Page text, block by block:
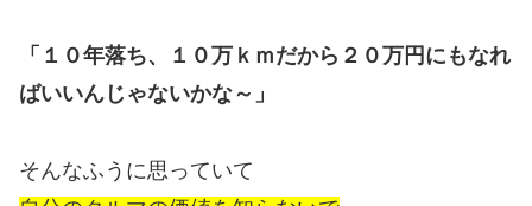
「１０年落ち、１０万ｋｍだから２０万円にもなれ
ばいいんじゃないかな～」
そんなふうに思っていて